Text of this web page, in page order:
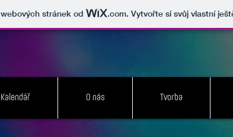
stránek od .com. Vytvořte si svůj vlastní
Kalendář O nás Tvorba